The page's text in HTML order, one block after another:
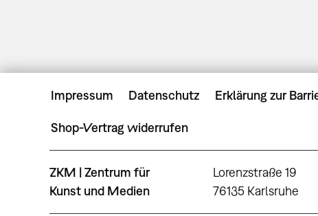
Impressum Datenschutz Erklärung zur
Shop-Vertrag widerrufen
ZKM | Zentrum für
Kunst und Medien
Lorenzstraße 19
76135 Karlsruhe